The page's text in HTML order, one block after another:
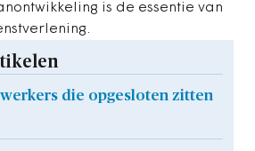
is de essentie van
die opgesloten zitten